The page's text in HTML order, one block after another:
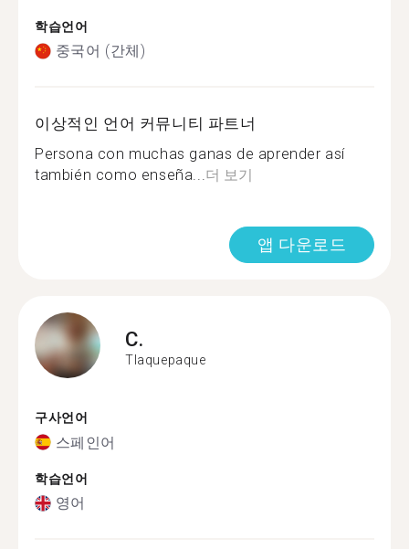
학습언어
중국어 (간체)
이상적인 언어 커뮤니티 파트너
Persona con muchas ganas de aprender así
también como enseña...더 보기
앱 다운로드
C.
Tlaquepaque
구사언어
스페인어
학습언어
영어